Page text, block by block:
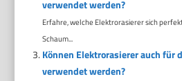
verwendet werden?
Erfahre, welche Elektrorasierer sich
Schaum...
Können Elektrorasierer auch für
verwendet werden?